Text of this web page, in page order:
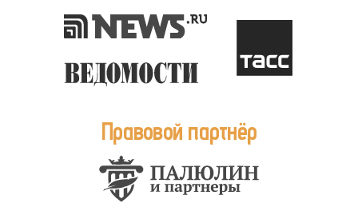
Правовой партнёр